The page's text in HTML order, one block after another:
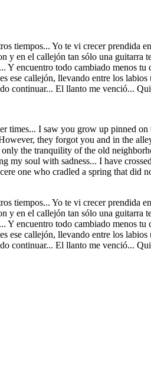
tiempos... Yo te vi crecer prendida
y en el callejón tan sólo una
encuentro todo cambiado menos
ese callejón, llevando entre los
continuar... El llanto me venció...
times... I saw you grow up pinned
they forgot you and in the
the tranquility of the old
soul with sadness... I have
one who cradled a spring that
tiempos... Yo te vi crecer prendida
y en el callejón tan sólo una
encuentro todo cambiado menos
ese callejón, llevando entre los
continuar... El llanto me venció...